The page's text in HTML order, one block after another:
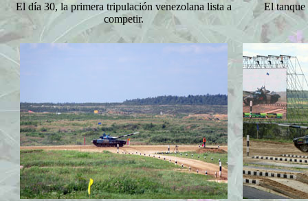
El día 30, la primera tripulación venezolana lista a
competir.
El tanque